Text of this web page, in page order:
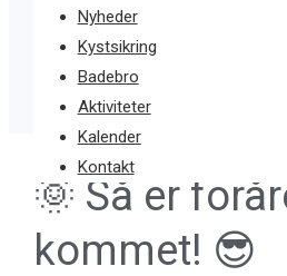
Nyheder
Kystsikring
Badebro
Aktiviteter
Kalender
Kontakt
🌞 Så er
kommet! 😎